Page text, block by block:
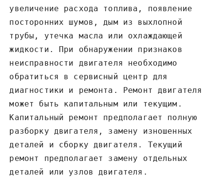
увеличение расхода топлива‚ появление
посторонних шумов‚ дым из выхлопной
трубы‚ утечка масла или охлаждающей
жидкости. При обнаружении признаков
неисправности двигателя необходимо
обратиться в сервисный центр для
диагностики и ремонта. Ремонт двигателя
может быть капитальным или текущим.
Капитальный ремонт предполагает полную
разборку двигателя‚ замену изношенных
деталей и сборку двигателя. Текущий
ремонт предполагает замену отдельных
деталей или узлов двигателя.